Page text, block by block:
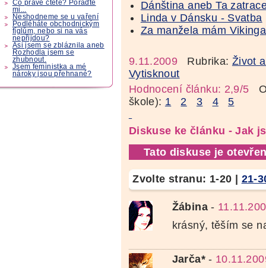
Co právě čtete? Poraďte
mi...
Neshodneme se u vaření
Podléháte obchodnickým
fíglům, nebo si na vás
nepřijdou?
Asi jsem se zbláznila aneb
Rozhodla jsem se
zhubnout.
Jsem feministka a mé
nároky jsou přehnané?
Dánština aneb Ta
Linda v Dánsku - Svatba
Za manžela mám
9.11.2009 Rubrika: Život
Vytisknout
Hodnocení článku: 2,9/5
škole): 1 2 3 4 5
Diskuse ke článku - Jak
Tato diskuse je
Zvolte stranu: 1-20 21-
Žábina-
krásný, těším se
Jarča*-